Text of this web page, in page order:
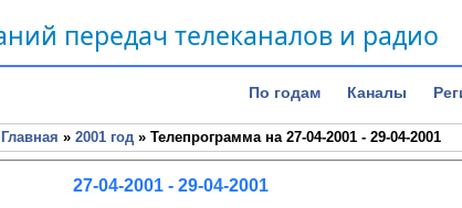
передач телеканалов и радио
По годам Каналы
Главная » 2001 год » Телепрограмма на 27-04-2001 - 29-04-2001
27-04-2001 - 29-04-2001